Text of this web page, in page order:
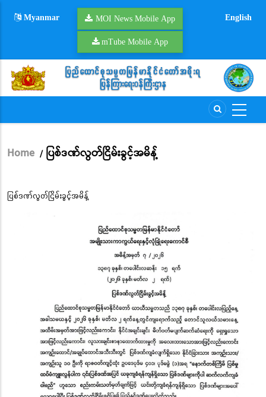
Myanmar MOI News Mobile App
mTube Mobile App
English
Breadcrumb
Home / ပြစ်ဒဏ်လွတ်ငြိမ်းခွင့်အမိန့်
ပြစ်ဒဏ်လွတ်ငြိမ်းခွင့်အမိန့်